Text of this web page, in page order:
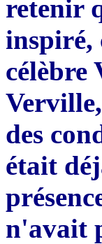
retenir
inspiré,
célèbre
des
était déj
n'avait